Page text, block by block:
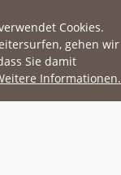
Cookies.
gehen wir
Sie damit
Informationen.